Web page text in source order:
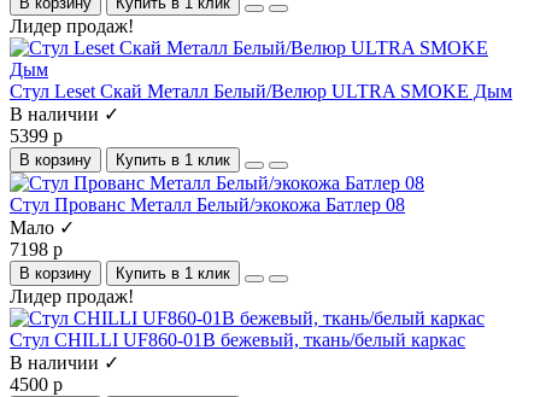
Лидер продаж!
Стул Leset Скай Металл Белый/Велюр ULTRA SMOKE Дым
В наличии ✓
5399 р
В корзину Купить в 1 клик
Стул Прованс Металл Белый/экокожа Батлер 08
Мало ✓
7198 р
В корзину Купить в 1 клик
Лидер продаж!
Стул CHILLI UF860-01B бежевый, ткань/белый каркас
В наличии ✓
4500 р